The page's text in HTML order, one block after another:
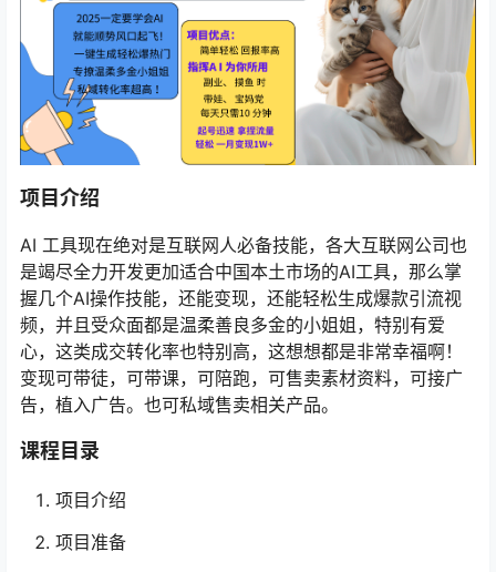
项目介绍
AI 工具现在绝对是互联网人必备技能，各大互联网公司也
是竭尽全力开发更加适合中国本土市场的AI工具，那么掌
握几个AI操作技能，还能变现，还能轻松生成爆款引流视
频，并且受众面都是温柔善良多金的小姐姐，特别有爱
心，这类成交转化率也特别高，这想想都是非常幸福啊！
变现可带徒，可带课，可陪跑，可售卖素材资料，可接广
告，植入广告。也可私域售卖相关产品。
课程目录
项目介绍
项目准备